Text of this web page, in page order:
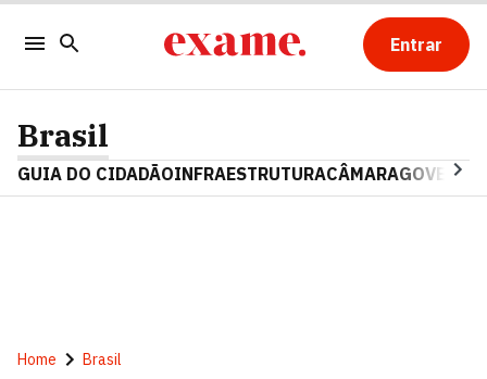
Entrar
Brasil
GUIA DO CIDADÃOINFRAESTRUTURACÂMARAGOVERNO
Home Brasil